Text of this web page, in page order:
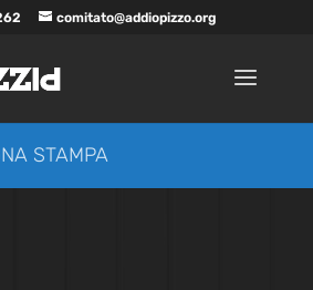
comitato@addiopizzo.org
STAMPA